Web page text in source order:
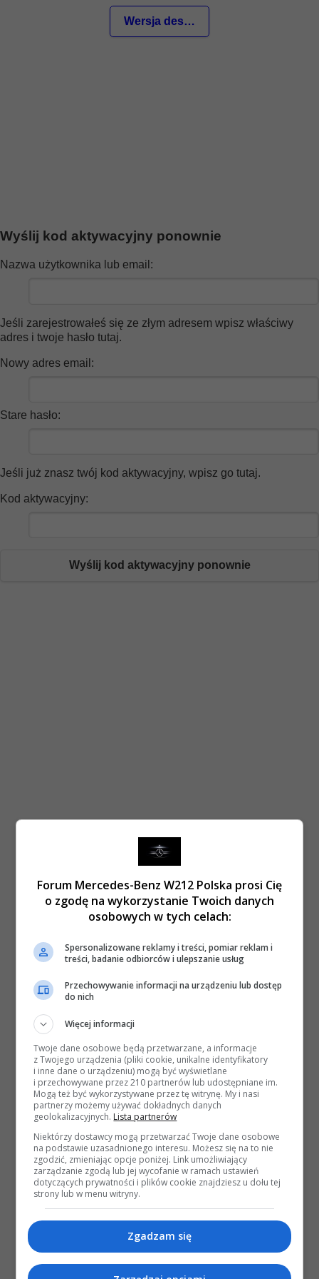
Wyślij kod aktywacyjny ponownie
Nazwa użytkownika lub email:
Jeśli zarejestrowałeś się ze złym adresem wpisz właściwy
adres i twoje hasło tutaj.
Nowy adres email:
Stare hasło:
Jeśli już znasz twój kod aktywacyjny, wpisz go tutaj.
Kod aktywacyjny:
Wyślij kod aktywacyjny ponownie
Wersja desktop
Forum Mercedes-Benz W212 Polska prosi Cię
o zgodę na wykorzystanie Twoich danych
osobowych w tych celach:
Spersonalizowane reklamy i treści, pomiar reklam i
treści, badanie odbiorców i ulepszanie usług
Przechowywanie informacji na urządzeniu lub dostęp
do nich
Więcej informacji
Twoje dane osobowe będą przetwarzane, a informacje
z Twojego urządzenia (pliki cookie, unikalne identyfikatory
i inne dane o urządzeniu) mogą być wyświetlane
i przechowywane przez 210 partnerów lub udostępniane im.
Mogą też być wykorzystywane przez tę witrynę. My i nasi
partnerzy możemy używać dokładnych danych
geolokalizacyjnych. Lista partnerów
Niektórzy dostawcy mogą przetwarzać Twoje dane osobowe
na podstawie uzasadnionego interesu. Możesz się na to nie
zgodzić, zmieniając opcje poniżej. Link umożliwiający
zarządzanie zgodą lub jej wycofanie w ramach ustawień
dotyczących prywatności i plików cookie znajdziesz u dołu tej
strony lub w menu witryny.
Zgadzam się